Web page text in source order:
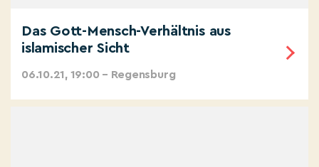
Das Gott-Mensch-Verhältnis aus
islamischer Sicht
06.10.21, 19:00 – Regensburg